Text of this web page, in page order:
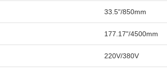
33.5"/850mm
177.17"/4500mm
220V/380V